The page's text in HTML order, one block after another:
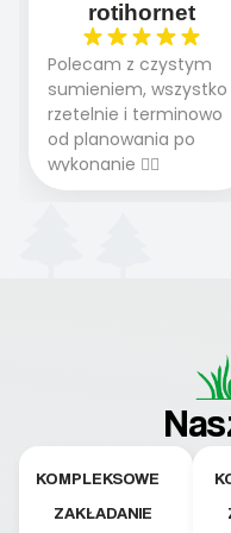
rotihornet
Polecam z czystym
sumieniem, wszystko
rzetelnie i terminowo
od planowania po
wykonanie 👍🏻
KOMPLEKSOWE
ZAKŁADANIE